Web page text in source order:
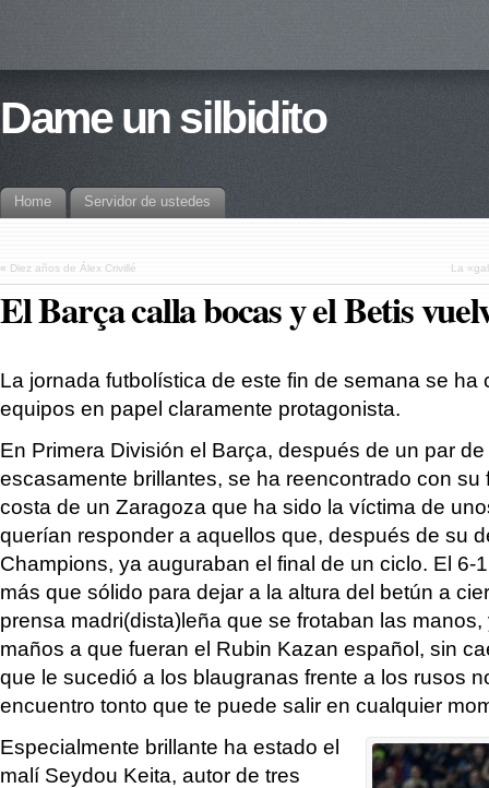
Dame un silbidito
Home Servidor de ustedes
« Diez años de Álex Crivillé La
El Barça calla bocas y el Betis
La jornada futbolística de este fin de semana se ha
equipos en papel claramente protagonista.
En Primera División el Barça, después de un par
escasamente brillantes, se ha reencontrado con su
costa de un Zaragoza que ha sido la víctima de
querían responder a aquellos que, después de su
Champions, ya auguraban el final de un ciclo. El 6-
más que sólido para dejar a la altura del betún a
prensa madri(dista)leña que se frotaban las
maños a que fueran el Rubin Kazan español, sin
que le sucedió a los blaugranas frente a los rusos
encuentro tonto que te puede salir en cualquier
Especialmente brillante ha estado el
malí Seydou Keita, autor de tres